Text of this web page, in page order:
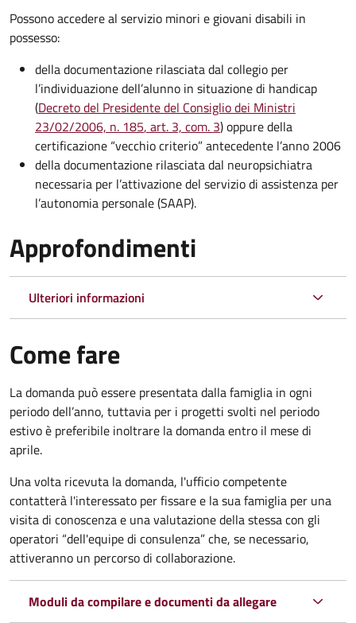
Possono accedere al servizio minori e giovani disabili in
possesso:
della documentazione rilasciata dal collegio per
l’individuazione dell’alunno in situazione di handicap
(Decreto del Presidente del Consiglio dei Ministri
23/02/2006, n. 185, art. 3, com. 3) oppure della
certificazione “vecchio criterio” antecedente l’anno 2006
della documentazione rilasciata dal neuropsichiatra
necessaria per l’attivazione del servizio di assistenza per
l’autonomia personale (SAAP).
Approfondimenti
Ulteriori informazioni
Come fare
La domanda può essere presentata dalla famiglia in ogni
periodo dell’anno, tuttavia per i progetti svolti nel periodo
estivo è preferibile inoltrare la domanda entro il mese di
aprile.
Una volta ricevuta la domanda, l'ufficio competente
contatterà l'interessato per fissare e la sua famiglia per una
visita di conoscenza e una valutazione della stessa con gli
operatori “dell'equipe di consulenza” che, se necessario,
attiveranno un percorso di collaborazione.
Moduli da compilare e documenti da allegare